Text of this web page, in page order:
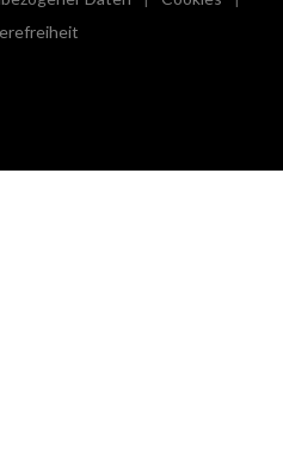
ein neues Fenster))
((öffnet